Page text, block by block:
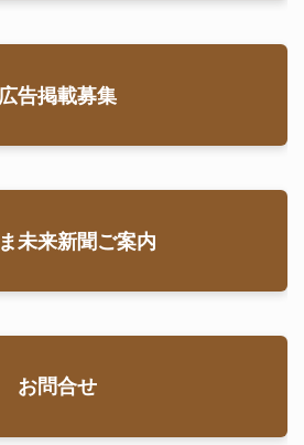
広告掲載募集
未来新聞ご案内
お問合せ